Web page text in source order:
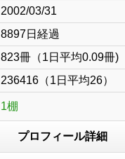
2002/03/31
8897日経過
823冊（1日平均0.09冊)
236416（1日平均26）
1棚
プロフィール詳細